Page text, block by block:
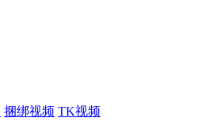
捆绑视频 TK视频